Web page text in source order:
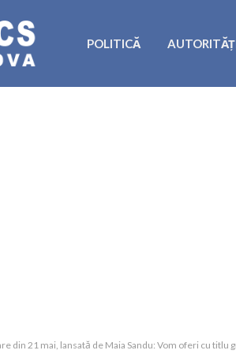
POLITICĂ
din 21 mai, lansată de Maia Sandu: Vom oferi cu